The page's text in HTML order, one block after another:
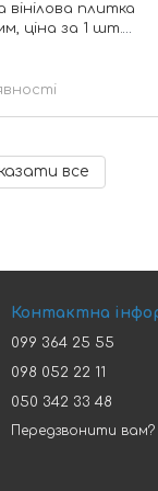
плитка
ціна за 1 шт.
все
Контактна
099 364 25 55
098 052 22 11
050 342 33 48
Передзвонити вам?